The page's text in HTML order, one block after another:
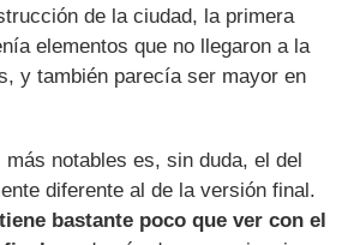
de la ciudad, la primera
elementos que no llegaron a la
y también parecía ser mayor en
notables es, sin duda, el del
diferente al de la versión final.
bastante poco que ver con el